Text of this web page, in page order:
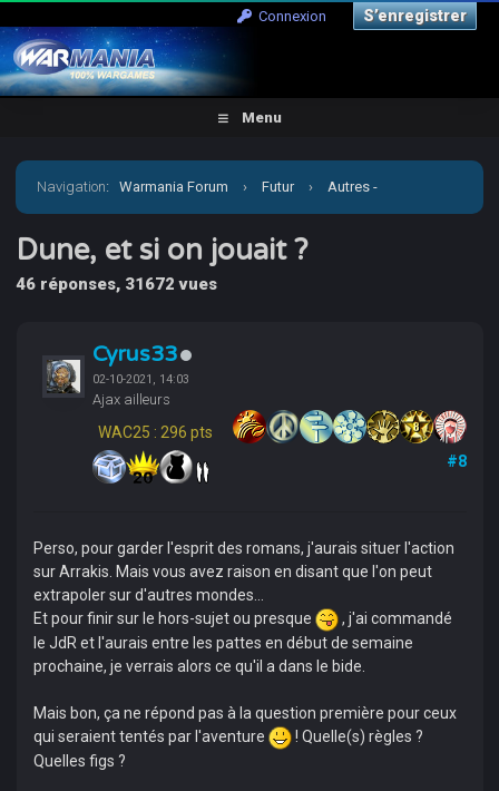
Connexion S’enregistrer
Menu
Navigation:Warmania Forum › Futur › Autres -
Escarmouches › Dune, et si on jouait ?
Dune, et si on jouait ?
46 réponses, 31672 vues
Cyrus33
02-10-2021, 14:03
Ajax ailleurs
WAC25 : 296 pts
#8
Perso, pour garder l'esprit des romans, j'aurais situer l'action
sur Arrakis. Mais vous avez raison en disant que l'on peut
extrapoler sur d'autres mondes...
Et pour finir sur le hors-sujet ou presque
, j'ai commandé
le JdR et l'aurais entre les pattes en début de semaine
prochaine, je verrais alors ce qu'il a dans le bide.
Mais bon, ça ne répond pas à la question première pour ceux
qui seraient tentés par l'aventure
! Quelle(s) règles ?
Quelles figs ?